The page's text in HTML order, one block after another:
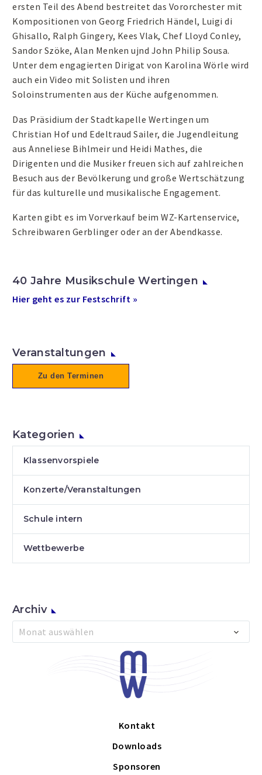
ersten Teil des Abend bestreitet das Vororchester mit
Kompositionen von Georg Friedrich Händel, Luigi di
Ghisallo, Ralph Gingery, Kees Vlak, Chef Lloyd Conley,
Sandor Szöke, Alan Menken ujnd John Philip Sousa.
Unter dem engagierten Dirigat von Karolina Wörle wird
auch ein Video mit Solisten und ihren
Soloinstrumenten aus der Küche aufgenommen.
Das Präsidium der Stadtkapelle Wertingen um
Christian Hof und Edeltraud Sailer, die Jugendleitung
aus Anneliese Bihlmeir und Heidi Mathes, die
Dirigenten und die Musiker freuen sich auf zahlreichen
Besuch aus der Bevölkerung und große Wertschätzung
für das kulturelle und musikalische Engagement.
Karten gibt es im Vorverkauf beim WZ-Kartenservice,
Schreibwaren Gerblinger oder an der Abendkasse.
40 Jahre Musikschule Wertingen
Hier geht es zur Festschrift »
Veranstaltungen
Zu den Terminen
Kategorien
Klassenvorspiele
Konzerte/Veranstaltungen
Schule intern
Wettbewerbe
Archiv
Archiv
Monat auswählen
Kontakt
Downloads
Sponsoren